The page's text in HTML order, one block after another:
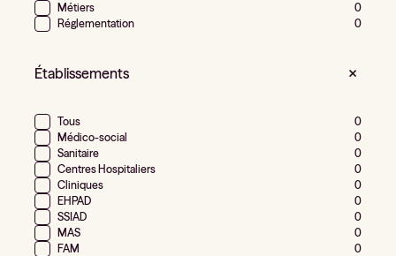
Métiers
0
Réglementation
0
Établissements
Tous
0
Médico-social
0
Sanitaire
0
Centres Hospitaliers
0
Cliniques
0
EHPAD
0
SSIAD
0
MAS
0
FAM
0